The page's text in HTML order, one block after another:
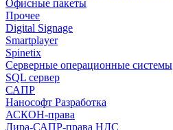
Офисные пакеты
Прочее
Digital Signage
Smartplayer
Spinetix
Серверные операционные системы
SQL сервер
САПР
Нанософт Разработка
АСКОН-права
Лира-САПР-права НДС